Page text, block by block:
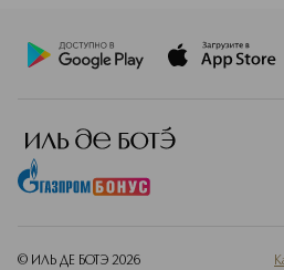
© ИЛЬ ДЕ БОТЭ 2026